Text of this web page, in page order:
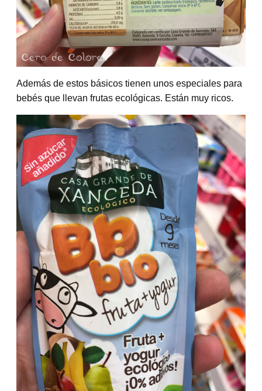
Además de estos básicos tienen unos especiales para
bebés que llevan frutas ecológicas. Están muy ricos.